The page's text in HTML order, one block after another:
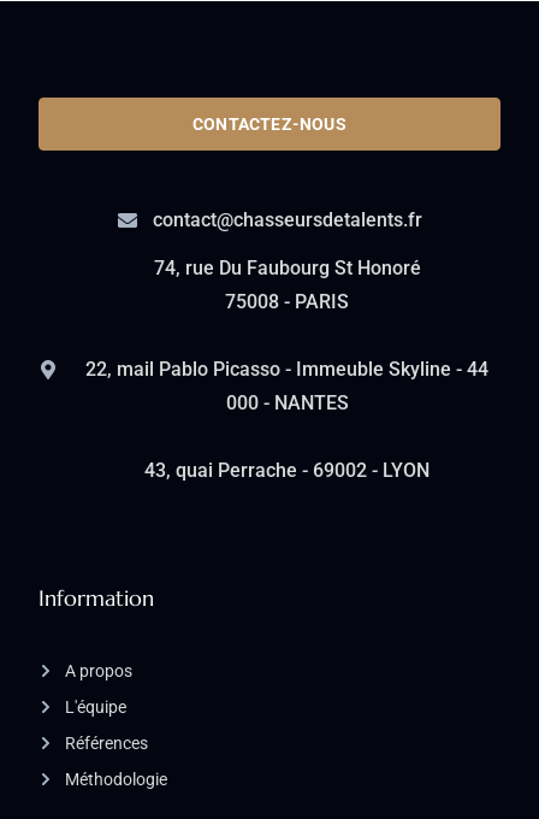
Information
A propos
L'équipe
Références
Méthodologie
CONTACTEZ-NOUS
contact@chasseursdetalents.fr
74, rue Du Faubourg St Honoré
75008 - PARIS
22, mail Pablo Picasso - Immeuble Skyline - 44
000 - NANTES
43, quai Perrache - 69002 - LYON